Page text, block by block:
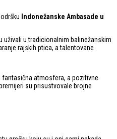
Indonežanske Ambasade u
uživali u tradicionalnim balinežanskim
rajskih ptica, a talentovane
fantasična atmosfera, a pozitivne
su prisustvovale brojne